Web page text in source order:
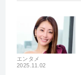
エンタメ
2025.11.02